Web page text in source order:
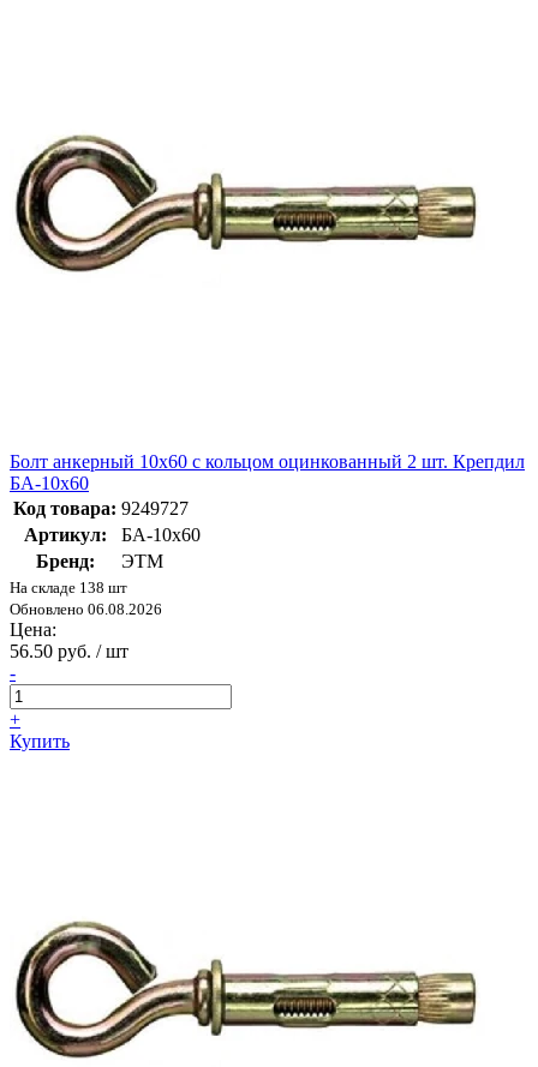
Болт анкерный 10х60 с кольцом оцинкованный 2 шт. Крепдил
БА-10х60
Код товара: 9249727
Артикул:
БА-10х60
Бренд:
ЭТМ
На складе 138 шт
Обновлено 06.08.2026
Цена:
56.50 руб. / шт
-
+
Купить